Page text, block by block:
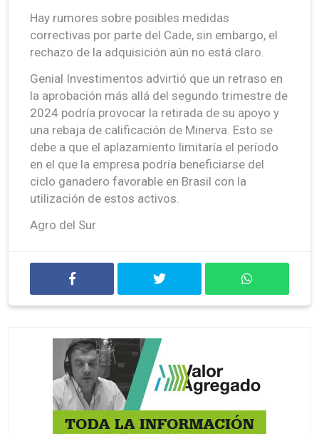
Hay rumores sobre posibles medidas
correctivas por parte del Cade, sin embargo, el
rechazo de la adquisición aún no está claro.
Genial Investimentos advirtió que un retraso en
la aprobación más allá del segundo trimestre de
2024 podría provocar la retirada de su apoyo y
una rebaja de calificación de Minerva. Esto se
debe a que el aplazamiento limitaría el período
en el que la empresa podría beneficiarse del
ciclo ganadero favorable en Brasil con la
utilización de estos activos.
Agro del Sur